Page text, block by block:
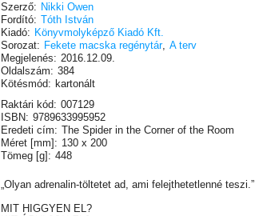
Szerző: Nikki Owen
Fordító: Tóth István
Kiadó: Könyvmolyképző Kiadó Kft.
Sorozat: Fekete macska regénytár, A terv
Megjelenés: 2016.12.09.
Oldalszám: 384
Kötésmód: kartonált
Raktári kód: 007129
ISBN: 9789633995952
Eredeti cím: The Spider in the Corner of the Room
Méret [mm]: 130 x 200
Tömeg [g]: 448
„Olyan adrenalin-töltetet ad, ami felejthetetlenné teszi.”
MIT HIGGYEN EL?